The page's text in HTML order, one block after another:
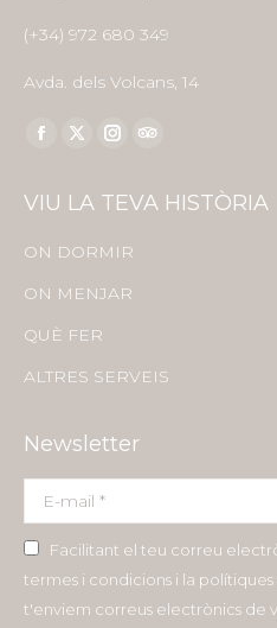
(+34) 972 680 349
Avda. dels Volcans, 14
Find us on:
Facebook
opens
window
X
opens
window
Instagram
opens
window
opens
VIU LA TEVA HISTÒRIA
ON DORMIR
ON MENJAR
QUÈ FER
ALTRES SERVEIS
Newsletter
E-mail *
Facilitant el teu correu
termes i condicions i la
t'enviem correus electrònics de